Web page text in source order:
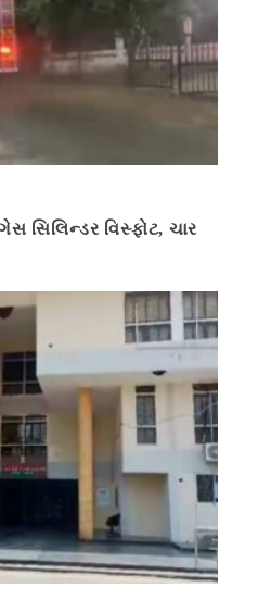
સિલિન્ડર વિસ્ફોટ, ચાર